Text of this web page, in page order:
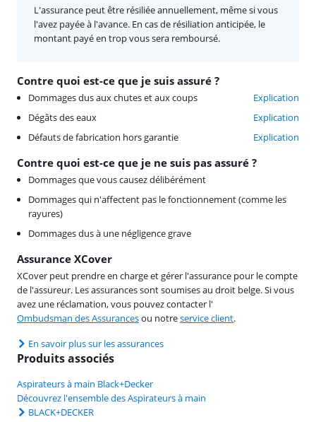
Contre quoi est-ce que je suis assuré ?
Dommages dus aux chutes et aux coups
Explication
Dégâts des eaux
Explication
Défauts de fabrication hors garantie
Explication
Contre quoi est-ce que je ne suis pas assuré ?
Dommages que vous causez délibérément
Dommages qui n'affectent pas le fonctionnement (comme les
rayures)
Dommages dus à une négligence grave
Assurance XCover
XCover peut prendre en charge et gérer l'assurance pour le compte
de l'assureur. Les assurances sont soumises au droit belge. Si vous
avez une réclamation, vous pouvez contacter l'
Ombudsman des Assurancesou notreservice client.
En savoir plus sur les assurances
L'assurance peut être résiliée annuellement, même si vous
l'avez payée à l'avance. En cas de résiliation anticipée, le
montant payé en trop vous sera remboursé.
Produits associés
Aspirateurs à main Black+Decker
Découvrez l'ensemble des Aspirateurs à main
BLACK+DECKER